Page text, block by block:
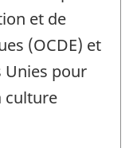
et de
(OCDE) et
pour
culture